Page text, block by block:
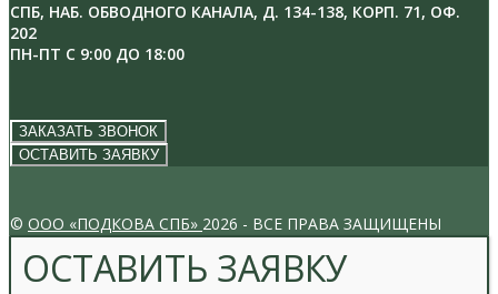
СПБ, НАБ. ОБВОДНОГО КАНАЛА, Д. 134-138, КОРП. 71, ОФ.
202
ПН-ПТ С 9:00 ДО 18:00
ЗАКАЗАТЬ ЗВОНОК
ОСТАВИТЬ ЗАЯВКУ
© ООО «ПОДКОВА СПБ» 2026 - ВСЕ ПРАВА ЗАЩИЩЕНЫ
ОСТАВИТЬ ЗАЯВКУ